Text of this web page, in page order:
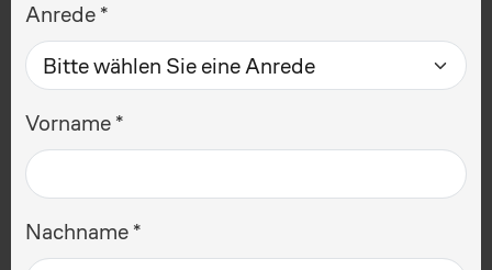
Anrede
Vorname
Nachname